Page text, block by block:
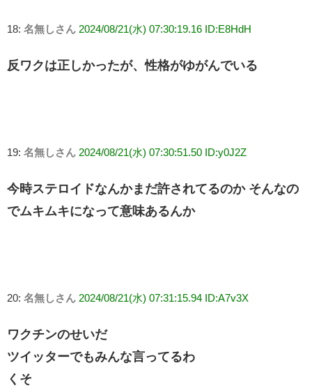
18: 名無しさん 2024/08/21(水) 07:30:19.16 ID:E8HdH
反ワクは正しかったが、性格がゆがんでいる
19: 名無しさん 2024/08/21(水) 07:30:51.50 ID:y0J2Z
今時ステロイドなんかまだ許されてるのか そんなの
でムキムキになって意味あるんか
20: 名無しさん 2024/08/21(水) 07:31:15.94 ID:A7v3X
ワクチンのせいだ
ツイッターでもみんな言ってるわ
くそ